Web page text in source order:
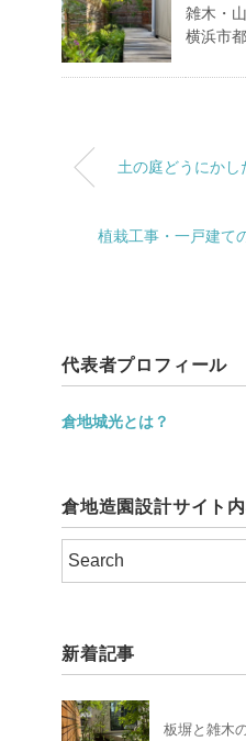
雑木・
横浜市
土の庭どうにかし
植栽工事・一戸建て
代表者プロフィール
倉地城光とは？
倉地造園設計サイト
新着記事
板塀と雑木